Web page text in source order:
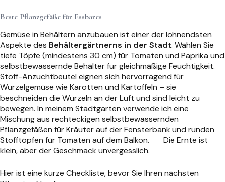
Beste Pflanzgefäße für Essbares
Gemüse in Behältern anzubauen ist einer der lohnendsten
Aspekte des Behältergärtnerns in der Stadt. Wählen Sie
tiefe Töpfe (mindestens 30 cm) für Tomaten und Paprika und
selbstbewässernde Behälter für gleichmäßige Feuchtigkeit.
Stoff-Anzuchtbeutel eignen sich hervorragend für
Wurzelgemüse wie Karotten und Kartoffeln – sie
beschneiden die Wurzeln an der Luft und sind leicht zu
bewegen. In meinem Stadtgarten verwende ich eine
Mischung aus rechteckigen selbstbewässernden
Pflanzgefäßen für Kräuter auf der Fensterbank und runden
Stofftöpfen für Tomaten auf dem Balkon.
Die Ernte ist
klein, aber der Geschmack unvergesslich.
Hier ist eine kurze Checkliste, bevor Sie Ihren nächsten